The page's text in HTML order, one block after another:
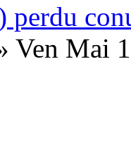
perdu
Ven Mai